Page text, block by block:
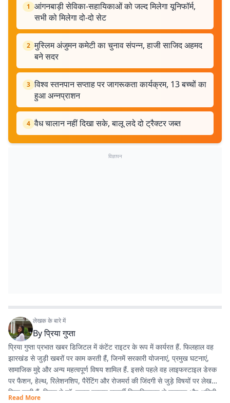
1 आंगनबाड़ी सेविका-सहायिकाओं को जल्द मिलेगा यूनिफॉर्म,
सभी को मिलेगा दो-दो सेट
2 मुस्लिम अंजुमन कमेटी का चुनाव संपन्न, हाजी साजिद अहमद
बने सदर
3 विश्व स्तनपान सप्ताह पर जागरूकता कार्यक्रम, 13 बच्चों का
हुआ अन्नप्राशन
4 वैध चालान नहीं दिखा सके, बालू लदे दो ट्रैक्टर जब्त
विज्ञापन
लेखक के बारे में
Byप्रिया गुप्ता
प्रिया गुप्ता प्रभात खबर डिजिटल में कंटेंट राइटर के रूप में कार्यरत हैं. फिलहाल वह
झारखंड से जुड़ी खबरों पर काम करती हैं, जिनमें सरकारी योजनाएं, प्रमुख घटनाएं,
सामाजिक मुद्दे और अन्य महत्वपूर्ण विषय शामिल हैं. इससे पहले वह लाइफस्टाइल डेस्क
पर फैशन, हेल्थ, रिलेशनशिप, पैरेंटिंग और रोजमर्रा की जिंदगी से जुड़े विषयों पर लेख
लिख चुकी हैं. प्रिया ने डॉ. श्यामा प्रसाद मुखर्जी विश्वविद्यालय से स्नातक और अमिटी
Read More